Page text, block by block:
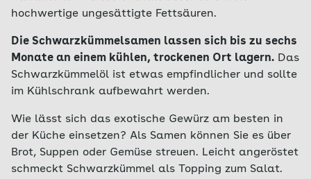
hochwertige ungesättigte Fettsäuren.
Die Schwarzkümmelsamen lassen sich bis zu sechs
Monate an einem kühlen, trockenen Ort lagern. Das
Schwarzkümmelöl ist etwas empfindlicher und sollte
im Kühlschrank aufbewahrt werden.
Wie lässt sich das exotische Gewürz am besten in
der Küche einsetzen? Als Samen können Sie es über
Brot, Suppen oder Gemüse streuen. Leicht angeröstet
schmeckt Schwarzkümmel als Topping zum Salat.